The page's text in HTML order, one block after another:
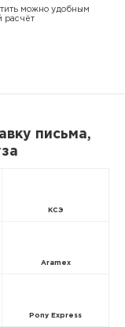
можно удобным
расчёт
письма,
КСЭ
Aramex
Pony Express